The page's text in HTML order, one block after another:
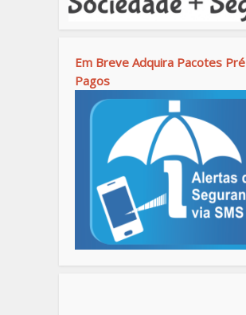
Em Breve Adquira Pacotes Pré
Pagos